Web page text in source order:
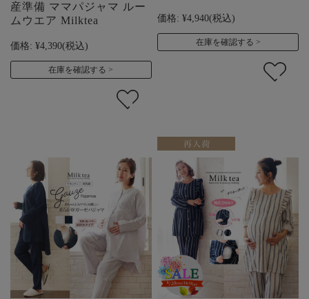
産準備 ママパジャマ ルー
ムウエア Milktea
価格: ¥4,390(税込)
在庫を確認する
価格: ¥4,940(税込)
在庫を確認する